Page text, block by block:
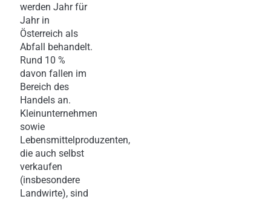
werden Jahr für
Jahr in
Österreich als
Abfall behandelt.
Rund 10 %
davon fallen im
Bereich des
Handels an.
Kleinunternehmen
sowie
Lebensmittelproduzenten,
die auch selbst
verkaufen
(insbesondere
Landwirte), sind